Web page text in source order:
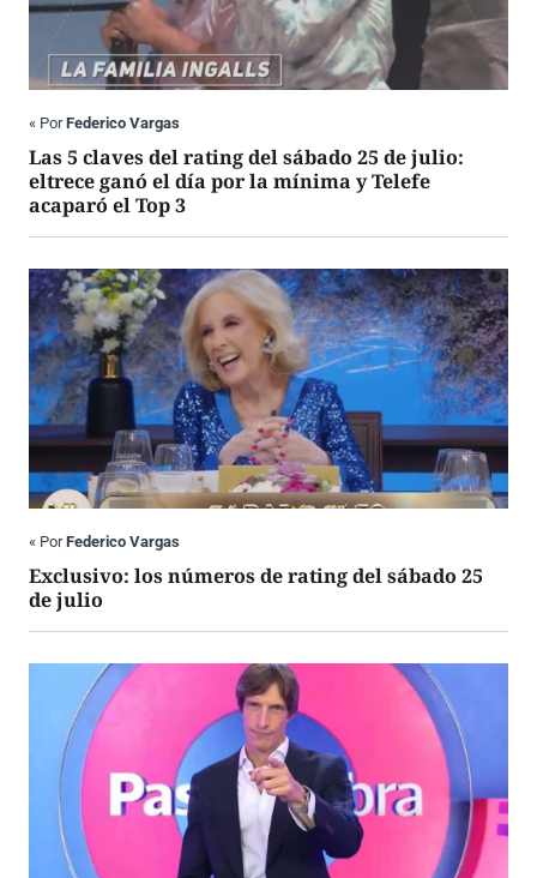
« PorFederico Vargas
Las 5 claves del rating del sábado 25 de julio:
eltrece ganó el día por la mínima y Telefe
acaparó el Top 3
« PorFederico Vargas
Exclusivo: los números de rating del sábado 25
de julio